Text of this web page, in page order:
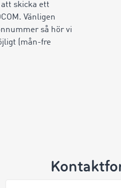
skicka ett
Vänligen
så hör vi
(mån-fre